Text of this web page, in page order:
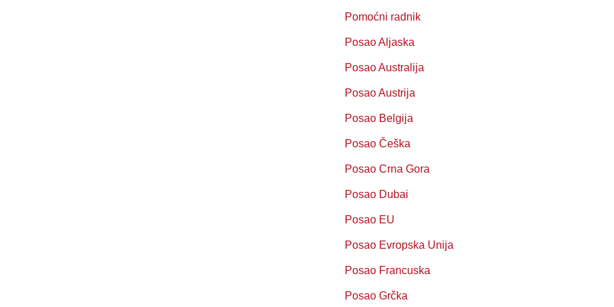
Pomoćni radnik
Posao Aljaska
Posao Australija
Posao Austrija
Posao Belgija
Posao Češka
Posao Crna Gora
Posao Dubai
Posao EU
Posao Evropska Unija
Posao Francuska
Posao Grčka